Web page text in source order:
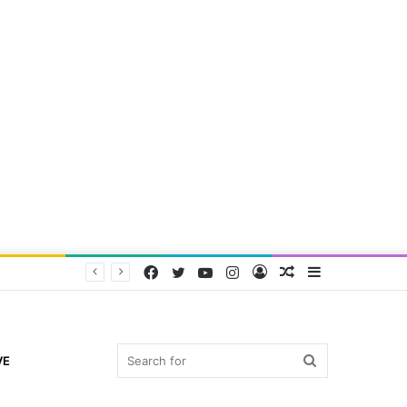
Random
Log
Instagram
YouTube
Twitter
Facebook